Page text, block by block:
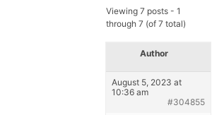
Viewing 7 posts - 1
through 7 (of 7 total)
Author
August 5, 2023 at
10:36 am
#304855